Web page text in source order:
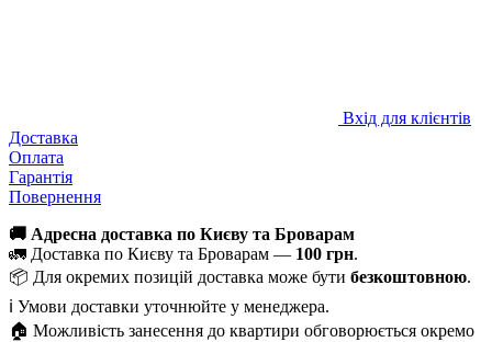
Вхід для клієнтів
Доставка
Оплата
Гарантія
Повернення
🚚 Адресна доставка по Києву та Броварам
🚛 Доставка по Києву та Броварам — 100 грн.
📦 Для окремих позицій доставка може бути безкоштовною.
ℹ️ Умови доставки уточнюйте у менеджера.
🏠 Можливість занесення до квартири обговорюється окремо